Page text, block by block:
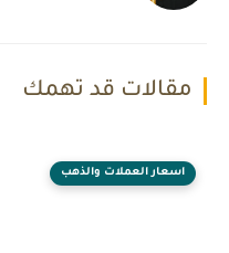
مقالات قد تهمك
اسعار العملات والذهب